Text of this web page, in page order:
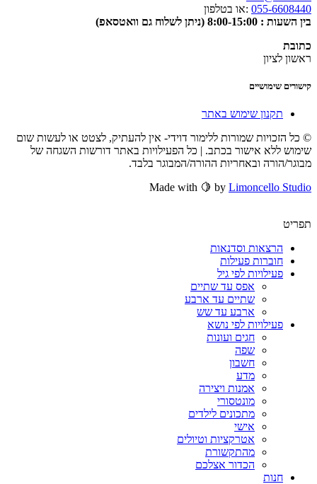
055-6608440 :או בטלפון
בין השעות : 8:00-15:00 (ניתן לשלוח גם וואטסאפ)
כתובת
ראשון לציון
קישורים שימושיים
תקנון שימוש באתר
© כל הזכויות שמורות ללימור דוידי- אין להעתיק, לצטט או לעשות שום
שימוש ללא אישור בכתב. | כל הפעילויות באתר דורשות השגחה של
מבוגר/הורה ובאחריות ההורה/המבוגר בלבד.
Made with 🍋 by Limoncello Studio
תפריט
הרצאות וסדנאות
חוברות פעילות
פעילויות לפי גיל
אפס עד שתיים
שתיים עד ארבע
ארבע עד שש
פעילויות לפי נושא
חגים ועונות
שפה
חשבון
מדע
אמנות ויצירה
מונטסורי
מתכונים לילדים
אישי
אטרקציות וטיולים
מהתקשורת
הכדור אצלכם
חנות